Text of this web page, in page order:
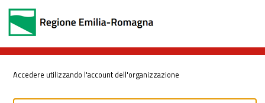
Accedere utilizzando l'account dell'organizzazione